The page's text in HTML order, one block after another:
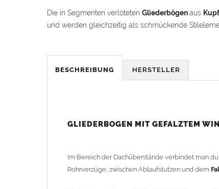
Die in Segmenten verlöteten Gliederbögenaus
und werden gleichzeitig als schmückende
hineinschieben lässt. Somit ist eine schnelle und
Lieferzeit: ca. 1-2 Wochen nach Zahlungseingang
BESCHREIBUNG HERSTELLER
GLIEDERBOGEN MIT GEFALZTEM
Im Bereich der Dachüberstände verbindet man
Rohrverzüge, zwischen Ablaufstutzen und dem